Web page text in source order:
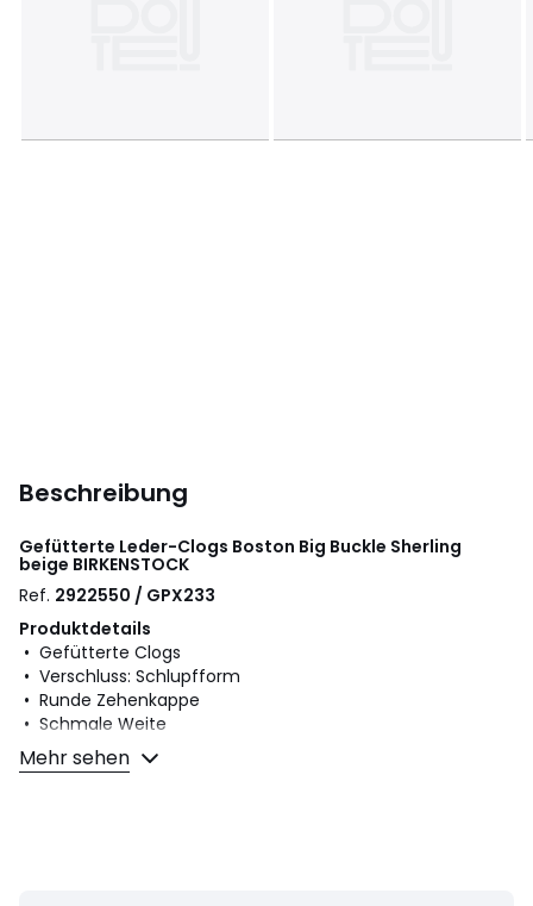
Beschreibung
Gefütterte Leder-Clogs Boston Big Buckle Sherling
beige BIRKENSTOCK
Ref. 2922550 / GPX233
Produktdetails
• Gefütterte Clogs
• Verschluss: Schlupfform
• Runde Zehenkappe
• Schmale Weite
Material und Pflege
Mehr sehen